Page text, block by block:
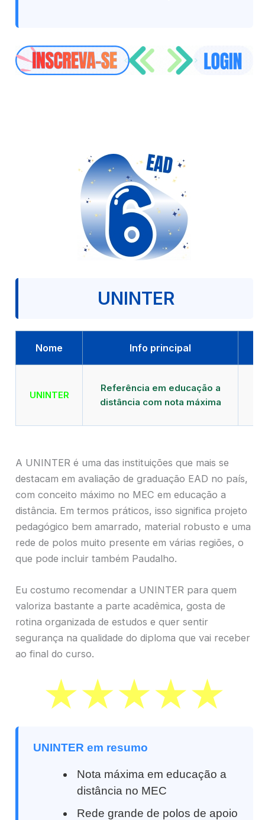
UNINTER
Nome Info principal
UNINTER
Referência em educação a
distância com nota máxima
A UNINTER é uma das instituições que mais se
destacam em avaliação de graduação EAD no país,
com conceito máximo no MEC em educação a
distância. Em termos práticos, isso significa projeto
pedagógico bem amarrado, material robusto e uma
rede de polos muito presente em várias regiões, o
que pode incluir também Paudalho.
Eu costumo recomendar a UNINTER para quem
valoriza bastante a parte acadêmica, gosta de
rotina organizada de estudos e quer sentir
segurança na qualidade do diploma que vai receber
ao final do curso.
UNINTER em resumo
Nota máxima em educação a
distância no MEC
Rede grande de polos de apoio